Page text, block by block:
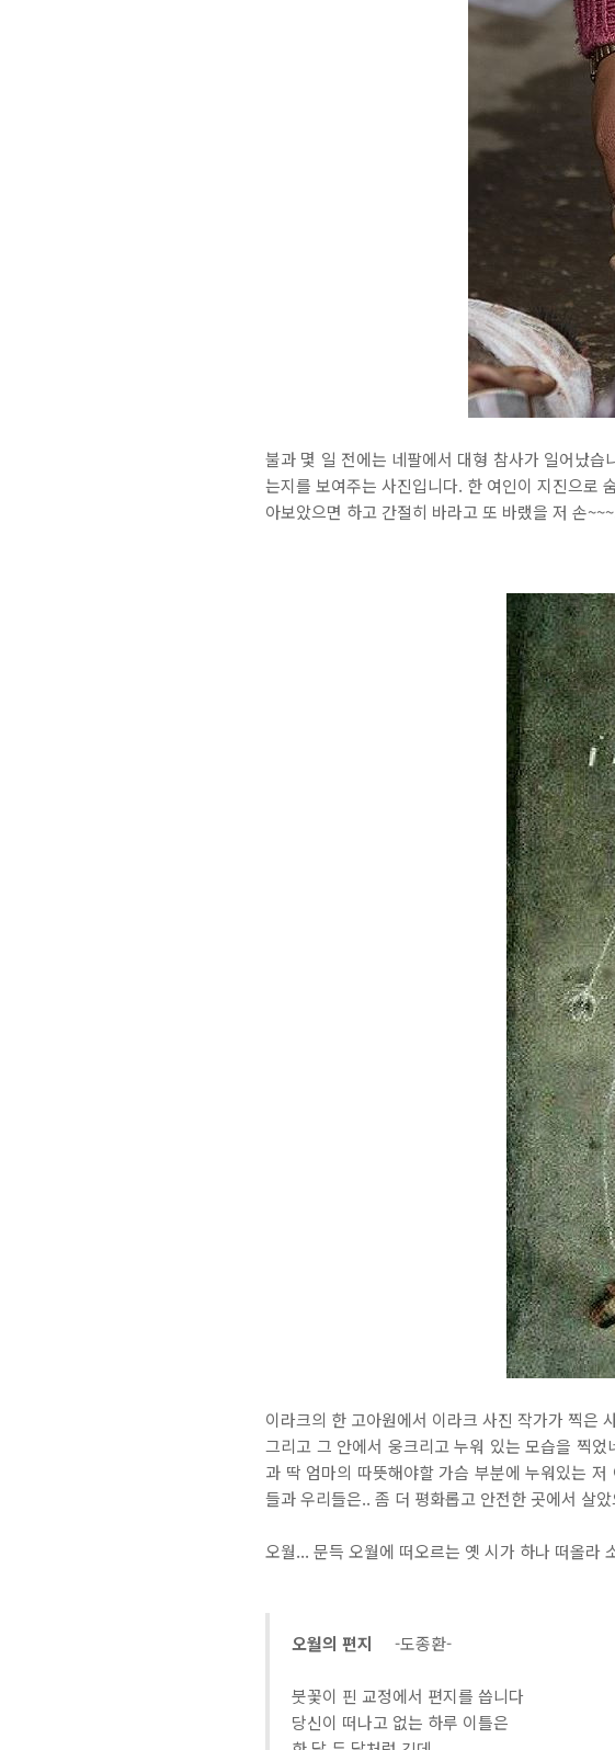
불과 몇 일 전에는 네팔에서 대형 참사가 일어났
는지를 보여주는 사진입니다. 한 여인이 지진으로
아보았으면 하고 간절히 바라고 또 바랬을 저 손
이라크의 한 고아원에서 이라크 사진 작가가 찍은
그리고 그 안에서 웅크리고 누워 있는 모습을 찍
과 딱 엄마의 따뜻해야할 가슴 부분에 누워있는
들과 우리들은.. 좀 더 평화롭고 안전한 곳에서 살
오월... 문득 오월에 떠오르는 옛 시가 하나 떠올라
오월의 편지 -도종환-
붓꽃이 핀 교정에서 편지를 씁니다
당신이 떠나고 없는 하루 이틀은